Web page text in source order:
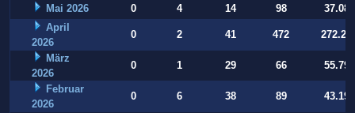
Mai 2026 0 4 14 98
37.084
April
2026
0 2 41 472
März
2026
0 1 29 66
55.794
Februar
2026
0 6 38 89
43.197